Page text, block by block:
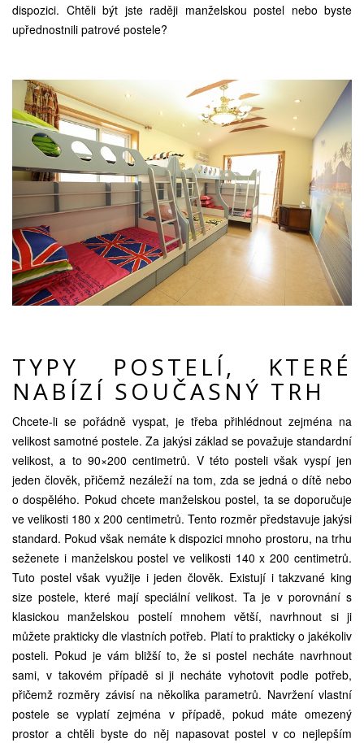
dispozici. Chtěli být jste raději manželskou postel nebo byste
upřednostnili patrové postele?
TYPY POSTELÍ, KTERÉ
NABÍZÍ SOUČASNÝ TRH
Chcete-li se pořádně vyspat, je třeba přihlédnout zejména na
velikost samotné postele. Za jakýsi základ se považuje standardní
velikost, a to 90×200 centimetrů. V této posteli však vyspí jen
jeden člověk, přičemž nezáleží na tom, zda se jedná o dítě nebo
o dospělého. Pokud chcete manželskou postel, ta se doporučuje
ve velikosti 180 x 200 centimetrů. Tento rozměr představuje jakýsi
standard. Pokud však nemáte k dispozici mnoho prostoru, na trhu
seženete i manželskou postel ve velikosti 140 x 200 centimetrů.
Tuto postel však využije i jeden člověk. Existují i ​​takzvané king
size postele, které mají speciální velikost. Ta je v porovnání s
klasickou manželskou postelí mnohem větší, navrhnout si ji
můžete prakticky dle vlastních potřeb. Platí to prakticky o jakékoliv
posteli. Pokud je vám bližší to, že si postel necháte navrhnout
sami, v takovém případě si ji necháte vyhotovit podle potřeb,
přičemž rozměry závisí na několika parametrů. Navržení vlastní
postele se vyplatí zejména v případě, pokud máte omezený
prostor a chtěli byste do něj napasovat postel v co nejlepším